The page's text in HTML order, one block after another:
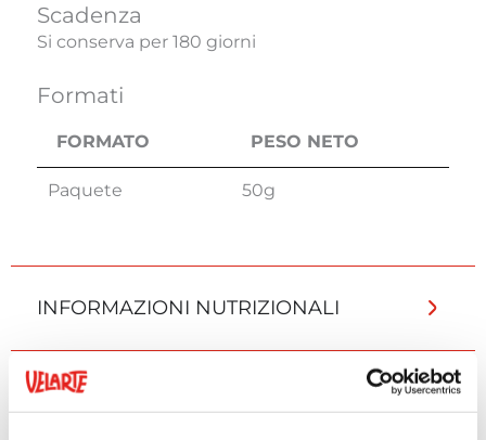
Scadenza
Si conserva per 180 giorni
Formati
FORMATO
PESO NETO
FORMATO
PESO NETO
Paquete 50g
INFORMAZIONI NUTRIZIONALI
INFORMAZIONI AGGIUNTIVE